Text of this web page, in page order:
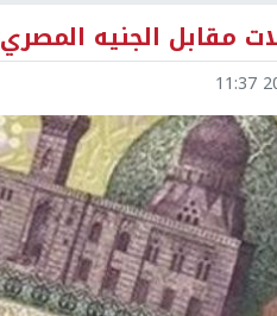
مقابل الجنيه المصري